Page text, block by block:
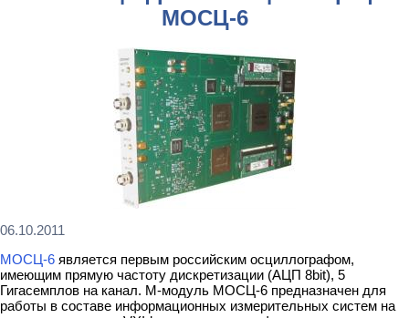
МОСЦ-6
06.10.2011
МОСЦ-6 является первым российским осциллографом,
имеющим прямую частоту дискретизации (АЦП 8bit), 5
Гигасемплов на канал. М-модуль МОСЦ-6 преднaзнaчен для
работы в составе информационных измерительных систем на